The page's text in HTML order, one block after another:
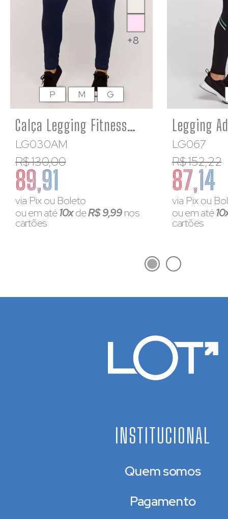
+8
Calça Legging Fitness Poliamida Básica Azul Marinho
LG030AM
R$ 130,00
89,91
via Pix ou Boleto
ou em até10xdeR$ 9,99nos
cartões
P M G
LG067
R$ 152,22
87,14
via Pix ou
ou em até
cartões
INSTITUCIONAL
Quem somos
Pagamento